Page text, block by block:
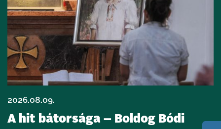
2026.08.09.
A hit bátorsága – Boldog Bódi